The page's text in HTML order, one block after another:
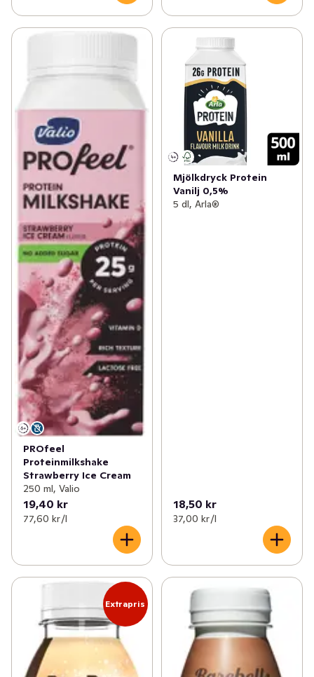
PROfeel
Proteinmilkshake
Strawberry Ice Cream
250 ml, Valio
19,40 kr
77,60 kr /l
Mjölkdryck Protein
Vanilj 0,5%
5 dl, Arla®
18,50 kr
37,00 kr /l
Extrapris